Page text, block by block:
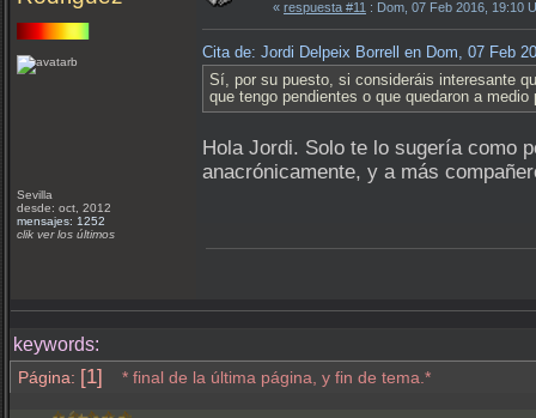
Sevilla
desde: oct, 2012
mensajes: 1252
clik ver los últimos
« respuesta #11 : Dom, 07 Feb 2016, 19:10
Cita de: Jordi Delpeix Borrell en Dom, 07 Feb
Sí, por su puesto, si consideráis interesante
que tengo pendientes o que quedaron a
Hola Jordi. Solo te lo sugería como
anacrónicamente, y a más
keywords:
Página: [1] * final de la última página, y fin de tema.*